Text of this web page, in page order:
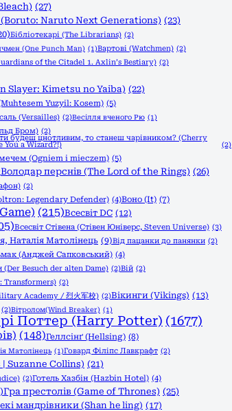
(27)
Naruto Next Generations) (23)
Бібліотекарі (The Librarians) (2)
(One Punch Man) (1)Вартові (Watchmen) (2)
of the Citadel 1. Axlin’s Bestiary) (2)
Slayer: Kimetsu no Yaiba) (22)
Yuzyil: Kosem) (5)
(Versailles) (2)Весілля вченого Рю (1)
Бром) (2)
будеш цнотливим, то станеш чарівником? (Cherry
a Wizard?!) (2)
(Ogniem i mieczem) (5)
Володар перснів (The Lord of the Rings) (26)
(2)
Legendary Defender) (4)Воно (It) (7)
(215)Всесвіт DC (12)
Всесвіт Стівена (Стівен Юніверс, Steven Universe) (3)
Наталія Матолінець (9)Від пацанки до панянки (2)
(Анджей Сапковський) (4)
(Der Besuch der alten Dame) (2)Вій (2)
Transformers) (2)
Academy / 烈火军校) (2)Вікинги (Vikings) (13)
(2)Вітролом(Wind Breaker) (1)
Поттер (Harry Potter) (1677)
(148)Геллсінґ (Hellsing) (8)
Матолінець (1)Говард Філіпс Лавкрафт (2)
| Suzanne Collins) (21)
(2)Готель Хазбін (Hazbin Hotel) (4)
Гра престолів (Game of Thrones) (25)
мандрівники (Shan he ling) (17)